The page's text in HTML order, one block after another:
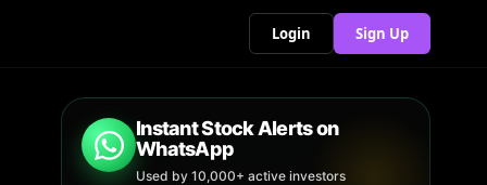
Login Sign Up
Instant Stock Alerts on
WhatsApp
Used by 10,000+ active investors